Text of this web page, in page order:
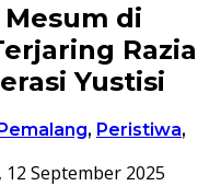
di
Razia
Yustisi
, Peristiwa,
12 September 2025